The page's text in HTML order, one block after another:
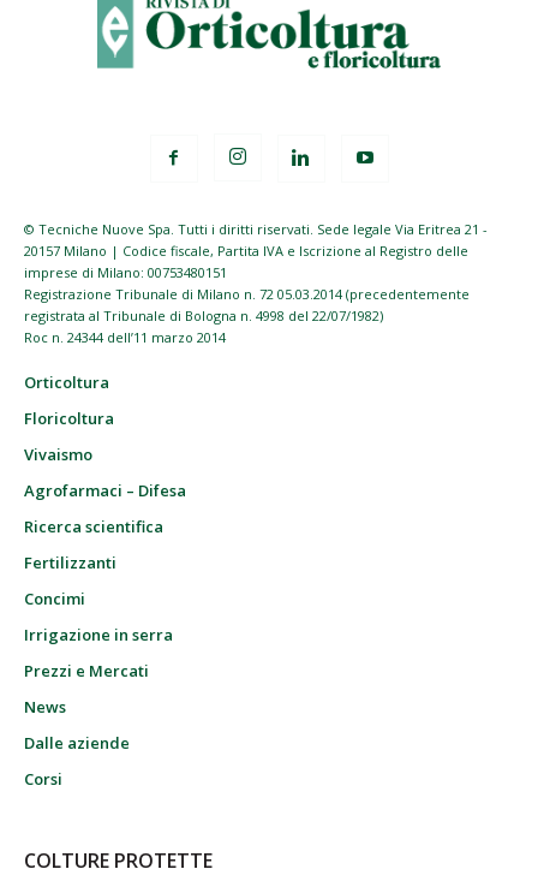
© Tecniche Nuove Spa. Tutti i diritti riservati. Sede legale Via Eritrea 21 -
20157 Milano | Codice fiscale, Partita IVA e Iscrizione al Registro delle
imprese di Milano: 00753480151
Registrazione Tribunale di Milano n. 72 05.03.2014 (precedentemente
registrata al Tribunale di Bologna n. 4998 del 22/07/1982)
Roc n. 24344 dell’11 marzo 2014
Orticoltura
Floricoltura
Vivaismo
Agrofarmaci – Difesa
Ricerca scientifica
Fertilizzanti
Concimi
Irrigazione in serra
Prezzi e Mercati
News
Dalle aziende
Corsi
COLTURE PROTETTE